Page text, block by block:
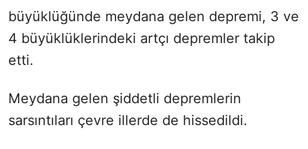
büyüklüğünde meydana gelen depremi, 3 ve
4 büyüklüklerindeki artçı depremler takip
etti.
Meydana gelen şiddetli depremlerin
sarsıntıları çevre illerde de hissedildi.